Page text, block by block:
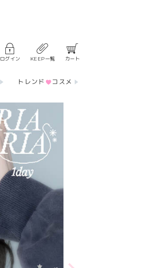
ログイン KEEP一覧 カート
トレンド コスメ